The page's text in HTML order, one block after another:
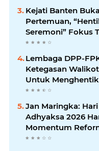
Kejati Banten
Pertemuan,
Seremoni” Fokus
Korupsi!
Lembaga DPP-
Ketegasan
Untuk
Sementara
Jan Maringka:
Adhyaksa 2026
Momentum
Kejaksaan